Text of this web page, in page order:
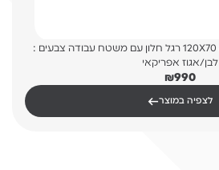
שולחן דגם פלזמה במידה 120X70 רגל חלון עם משטח עבודה צבעים :
לבן/אגוז אפריקאי
₪990
←לצפיה במוצר